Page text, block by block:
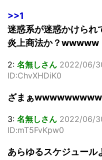
>>1
迷惑系が迷惑かけられ
炎上商法か？wwwww
2: 名無しさん 2022/06/
ID:ChvXHDiK0
ざまぁ
3: 名無しさん 2022/06/
ID:mT5FvKpw0
あらゆるスケジュール